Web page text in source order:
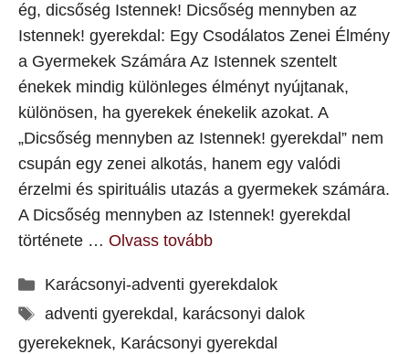
ég, dicsőség Istennek! Dicsőség mennyben az
Istennek! gyerekdal: Egy Csodálatos Zenei Élmény
a Gyermekek Számára Az Istennek szentelt
énekek mindig különleges élményt nyújtanak,
különösen, ha gyerekek énekelik azokat. A
„Dicsőség mennyben az Istennek! gyerekdal” nem
csupán egy zenei alkotás, hanem egy valódi
érzelmi és spirituális utazás a gyermekek számára.
A Dicsőség mennyben az Istennek! gyerekdal
története … Olvass tovább
Kategória
Karácsonyi-adventi gyerekdalok
Címkék
adventi gyerekdal , karácsonyi dalok
gyerekeknek, Karácsonyi gyerekdal